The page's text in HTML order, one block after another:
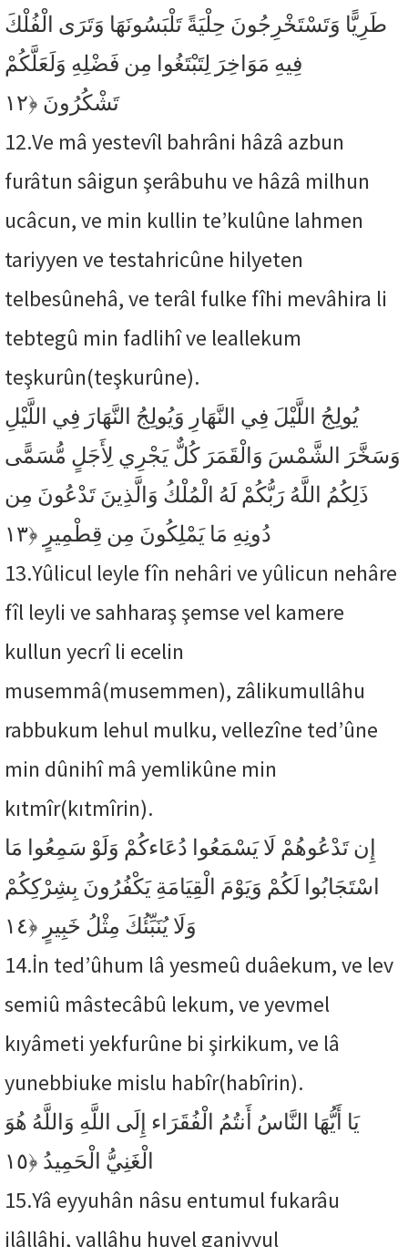
طَرِيًّا وَتَسْتَخْرِجُونَ حِلْيَةً تَلْبَسُونَهَا وَتَرَى الْفُلْكَ
فِيهِ مَوَاخِرَ لِتَبْتَغُوا مِن فَضْلِهِ وَلَعَلَّكُمْ
تَشْكُرُونَ ﴿١٢
12.Ve mâ yestevîl bahrâni hâzâ azbun
furâtun sâigun şerâbuhu ve hâzâ milhun
ucâcun, ve min kullin te’kulûne lahmen
tariyyen ve testahricûne hilyeten
telbesûnehâ, ve terâl fulke fîhi mevâhira li
tebtegû min fadlihî ve leallekum
teşkurûn(teşkurûne).
يُولِجُ اللَّيْلَ فِي النَّهَارِ وَيُولِجُ النَّهَارَ فِي اللَّيْلِ
وَسَخَّرَ الشَّمْسَ وَالْقَمَرَ كُلٌّ يَجْرِي لِأَجَلٍ مُّسَمًّى
ذَلِكُمُ اللَّهُ رَبُّكُمْ لَهُ الْمُلْكُ وَالَّذِينَ تَدْعُونَ مِن
دُونِهِ مَا يَمْلِكُونَ مِن قِطْمِيرٍ ﴿١٣
13.Yûlicul leyle fîn nehâri ve yûlicun nehâre
fîl leyli ve sahharaş şemse vel kamere
kullun yecrî li ecelin
musemmâ(musemmen), zâlikumullâhu
rabbukum lehul mulku, vellezîne ted’ûne
min dûnihî mâ yemlikûne min
kıtmîr(kıtmîrin).
إِن تَدْعُوهُمْ لَا يَسْمَعُوا دُعَاءكُمْ وَلَوْ سَمِعُوا مَا
اسْتَجَابُوا لَكُمْ وَيَوْمَ الْقِيَامَةِ يَكْفُرُونَ بِشِرْكِكُمْ
وَلَا يُنَبِّئُكَ مِثْلُ خَبِيرٍ ﴿١٤
14.İn ted’ûhum lâ yesmeû duâekum, ve lev
semiû mâstecâbû lekum, ve yevmel
kıyâmeti yekfurûne bi şirkikum, ve lâ
yunebbiuke mislu habîr(habîrin).
يَا أَيُّهَا النَّاسُ أَنتُمُ الْفُقَرَاء إِلَى اللَّهِ وَاللَّهُ هُوَ
الْغَنِيُّ الْحَمِيدُ ﴿١٥
15.Yâ eyyuhân nâsu entumul fukarâu
ilâllâhi, vallâhu huvel ganiyyul